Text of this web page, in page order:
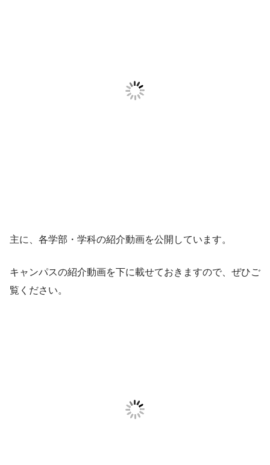
主に、各学部・学科の紹介動画を公開しています。
キャンパスの紹介動画を下に載せておきますので、ぜひご
覧ください。